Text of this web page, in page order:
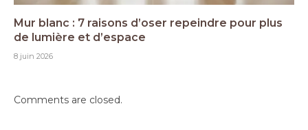
Mur blanc : 7 raisons d’oser repeindre pour plus
de lumière et d’espace
8 juin 2026
Comments are closed.